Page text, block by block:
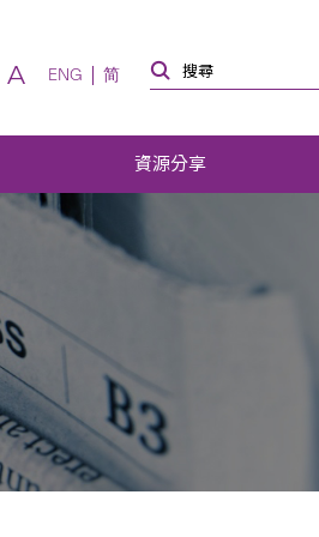
A ENG 简
資源分享